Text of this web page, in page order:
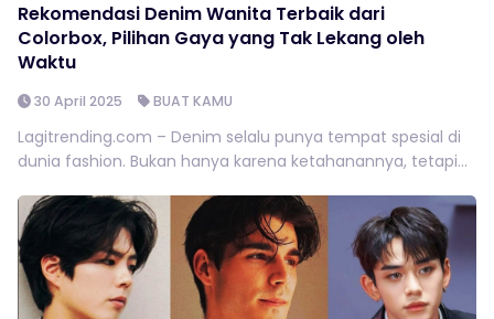
Rekomendasi Denim Wanita Terbaik dari
Colorbox, Pilihan Gaya yang Tak Lekang oleh
Waktu
30 April 2025 BUAT KAMU
Lagitrending.com – Denim selalu punya tempat spesial di
dunia fashion. Bukan hanya karena ketahanannya, tetapi...